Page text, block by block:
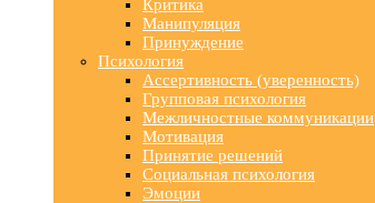
Критика
Манипуляция
Принуждение
Психология
Ассертивность (уверенность)
Групповая психология
Межличностные коммуникации
Мотивация
Принятие решений
Социальная психология
Эмоции